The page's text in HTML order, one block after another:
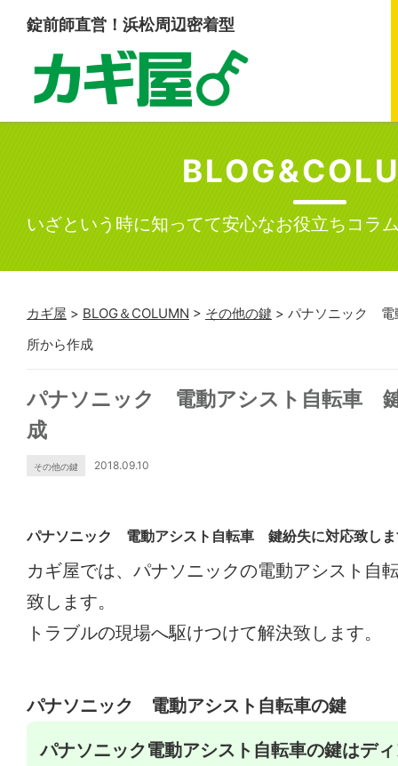
錠前師直営！浜松周辺密着型
いざという時に知ってて安心なお役立ちコラ
カギ屋 > BLOG＆COLUMN > その他の鍵 > パナソニック 電
所から作成
パナソニック 電動アシスト自転車
成
その他の鍵 2018.09.10
パナソニック 電動アシスト自転車 鍵紛失に対応致し
カギ屋では、パナソニックの電動アシスト自
致します。
トラブルの現場へ駆けつけて解決致します。
パナソニック 電動アシスト自転車の鍵
パナソニック電動アシスト自転車の鍵はデ